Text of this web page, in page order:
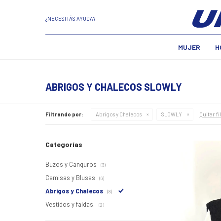
MUJER
¿NECESITÁS AYUDA?
ABRIGOS Y CHALECOS SLOWLY
Filtrando por: Abrigos y Chalecos SLOWLY Quitar
Categorías
Buzos y Canguros (3)
Camisas y Blusas (6)
Abrigos y Chalecos (8)
Vestidos y faldas. (2)